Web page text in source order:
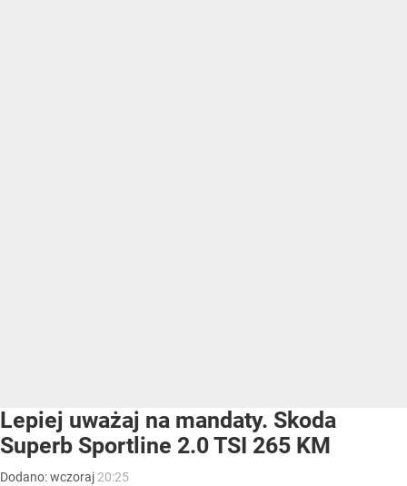
Lepiej uważaj na mandaty. Skoda
Superb Sportline 2.0 TSI 265 KM
Dodano:wczoraj 20:25